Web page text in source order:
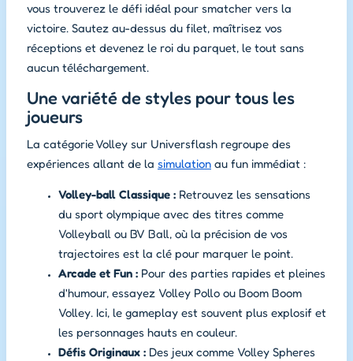
vous trouverez le défi idéal pour smatcher vers la
victoire. Sautez au-dessus du filet, maîtrisez vos
réceptions et devenez le roi du parquet, le tout sans
aucun téléchargement.
Une variété de styles pour tous les
joueurs
La catégorie Volley sur Universflash regroupe des
expériences allant de la simulation au fun immédiat :
Volley-ball Classique : Retrouvez les sensations
du sport olympique avec des titres comme
Volleyball ou BV Ball, où la précision de vos
trajectoires est la clé pour marquer le point.
Arcade et Fun : Pour des parties rapides et pleines
d'humour, essayez Volley Pollo ou Boom Boom
Volley. Ici, le gameplay est souvent plus explosif et
les personnages hauts en couleur.
Défis Originaux : Des jeux comme Volley Spheres